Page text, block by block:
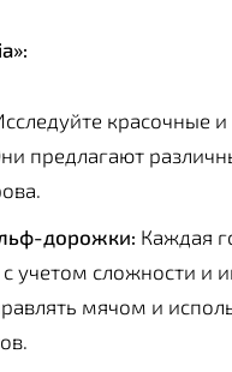
красочные
предлагают
дорожки: Каждая
учетом сложности и
мячом и